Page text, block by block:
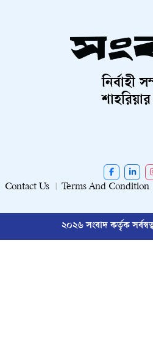
নির্বাহী
Contact Us Terms And Condition
২০২৬ সংবাদ কর্তৃক